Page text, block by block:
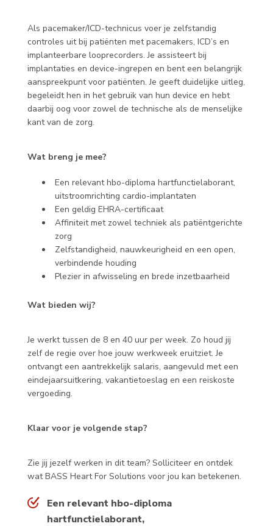
Als pacemaker/ICD-technicus voer je zelfstandig
controles uit bij patiënten met pacemakers, ICD’s en
implanteerbare looprecorders. Je assisteert bij
implantaties en device-ingrepen en bent een belangrijk
aanspreekpunt voor patiënten. Je geeft duidelijke uitleg,
begeleidt hen in het gebruik van hun device en hebt
daarbij oog voor zowel de technische als de menselijke
kant van de zorg.
Wat breng je mee?
Een relevant hbo-diploma hartfunctielaborant,
uitstroomrichting cardio-implantaten
Een geldig EHRA-certificaat
Affiniteit met zowel techniek als patiëntgerichte
zorg
Zelfstandigheid, nauwkeurigheid en een open,
verbindende houding
Plezier in afwisseling en brede inzetbaarheid
Wat bieden wij?
Je werkt tussen de 8 en 40 uur per week. Zo houd jij
zelf de regie over hoe jouw werkweek eruitziet. Je
ontvangt een aantrekkelijk salaris, aangevuld met een
eindejaarsuitkering, vakantietoeslag en een reiskoste
vergoeding.
Klaar voor je volgende stap?
Zie jij jezelf werken in dit team? Solliciteer en ontdek
wat BASS Heart For Solutions voor jou kan betekenen.
Een relevant hbo-diploma
hartfunctielaborant,